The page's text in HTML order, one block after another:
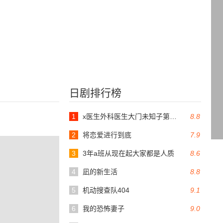
日剧排行榜
8.8
1
7.9
2 将恋爱进行到底
8.6
3 3年a班从现在起大家都是人质
8.8
4 凪的新生活
9.1
5 机动搜查队404
9.0
6 我的恐怖妻子